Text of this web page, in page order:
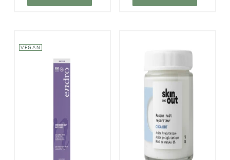
VEGAN
ENDRO
Crème de Nuit
Régénérante
au Collagène
SKIN AND OUT
CICA OUT
Masque nuit
réparateur